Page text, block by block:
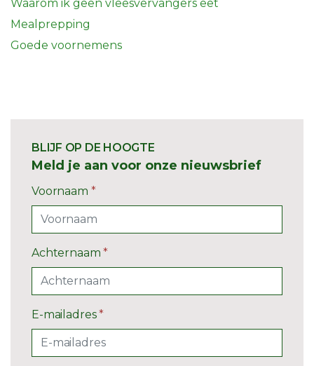
Waarom ik geen vleesvervangers eet
Mealprepping
Goede voornemens
BLIJF OP DE HOOGTE
Meld je aan voor onze nieuwsbrief
Voornaam *
Achternaam*
E-mailadres*